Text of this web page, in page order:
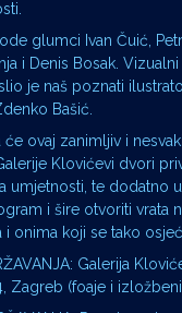
glumci Ivan Čuić,
i Denis Bosak.
je naš poznati
Bašić.
ovaj zanimljiv i
Klovićevi dvori
umjetnosti, te dodatno
i šire otvoriti vrata
i onima koji se tako
Galerija
Zagreb (foaje i